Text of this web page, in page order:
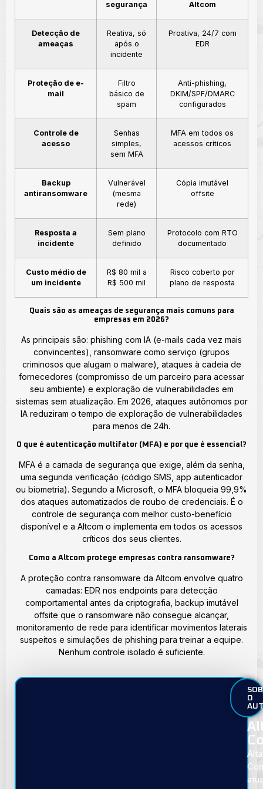
segurança Altcom
Detecção de
ameaças
Reativa, só
após o
incidente
Proativa, 24/7 com
EDR
Proteção de e-
mail
Filtro
básico de
spam
Anti-phishing,
DKIM/SPF/DMARC
configurados
Controle de
acesso
Senhas
simples,
sem MFA
MFA em todos os
acessos críticos
Backup
antiransomware
Vulnerável
(mesma
rede)
Cópia imutável
offsite
Resposta a
incidente
Sem plano
definido
Protocolo com RTO
documentado
Custo médio de
um incidente
R$ 80 mil a
R$ 500 mil
Risco coberto por
plano de resposta
Quais são as ameaças de segurança mais comuns para
empresas em 2026?
As principais são: phishing com IA (e-mails cada vez mais
convincentes), ransomware como serviço (grupos
criminosos que alugam o malware), ataques à cadeia de
fornecedores (compromisso de um parceiro para acessar
seu ambiente) e exploração de vulnerabilidades em
sistemas sem atualização. Em 2026, ataques autônomos por
IA reduziram o tempo de exploração de vulnerabilidades
para menos de 24h.
O que é autenticação multifator (MFA) e por que é essencial?
MFA é a camada de segurança que exige, além da senha,
uma segunda verificação (código SMS, app autenticador
ou biometria). Segundo a Microsoft, o MFA bloqueia 99,9%
dos ataques automatizados de roubo de credenciais. É o
controle de segurança com melhor custo-benefício
disponível e a Altcom o implementa em todos os acessos
críticos dos seus clientes.
Como a Altcom protege empresas contra ransomware?
A proteção contra ransomware da Altcom envolve quatro
camadas: EDR nos endpoints para detecção
comportamental antes da criptografia, backup imutável
offsite que o ransomware não consegue alcançar,
monitoramento de rede para identificar movimentos laterais
suspeitos e simulações de phishing para treinar a equipe.
Nenhum controle isolado é suficiente.
O